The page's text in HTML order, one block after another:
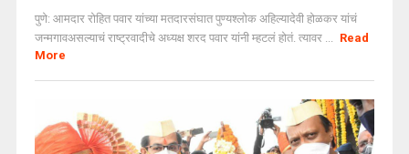
पुणे: आमदार रोहित पवार यांच्या मतदारसंघात पुण्यश्लोक अहिल्यादेवी होळकर यांचं
जन्मगावअसल्याचं राष्ट्रवादीचे अध्यक्ष शरद पवार यांनी म्हटलं होतं. त्यावर ... Read
More